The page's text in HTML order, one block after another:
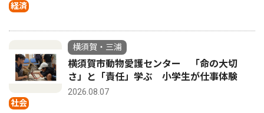
経済
社会
横須賀・三浦
横須賀市動物愛護センター 「命の大切
さ」と「責任」学ぶ 小学生が仕事体験
2026.08.07